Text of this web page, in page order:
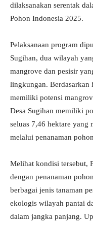
dilaksanakan serentak
Pohon Indonesia 2025.
Pelaksanaan program
Sugihan, dua wilayah
mangrove dan pesisir
lingkungan. Berdasarkan
memiliki potensi
Desa Sugihan memiliki
seluas 7,46 hektare yang
melalui penanaman
Melihat kondisi tersebut,
dengan penanaman
berbagai jenis tanaman
ekologis wilayah pantai
dalam jangka panjang.